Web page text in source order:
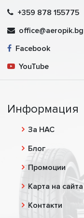
+359 878 155775
office@aeropik.bg
Facebook
YouTube
Информация
За НАС
Блог
Промоции
Карта на сайта
Контакти